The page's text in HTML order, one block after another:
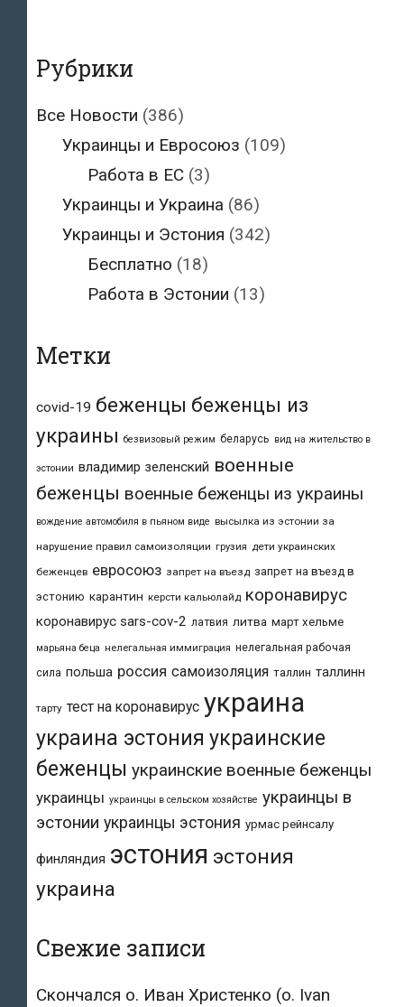
Рубрики
Все Новости (386)
Украинцы и Евросоюз (109)
Работа в ЕС (3)
Украинцы и Украина (86)
Украинцы и Эстония (342)
Бесплатно (18)
Работа в Эстонии (13)
Метки
covid-19 беженцы беженцы из
украины безвизовый режим беларусь вид на жительство в
эстонии владимир зеленский военные
беженцы военные беженцы из украины
вождение автомобиля в пьяном виде высылка из эстонии за
нарушение правил самоизоляции грузия дети украинских
беженцев евросоюз запрет на въезд запрет на въезд в
эстонию карантин керсти кальюлайд коронавирус
коронавирус sars-cov-2 латвия литва март хельме
марьяна беца нелегальная иммиграция нелегальная рабочая
сила польша россия самоизоляция таллин таллинн
тарту тест на коронавирус украина
украина эстония украинские
беженцы украинские военные беженцы
украинцы украинцы в сельском хозяйстве украинцы в
эстонии украинцы эстония урмас рейнсалу
финляндия эстония эстония
украина
Свежие записи
Скончался о. Иван Христенко (о. Ivan